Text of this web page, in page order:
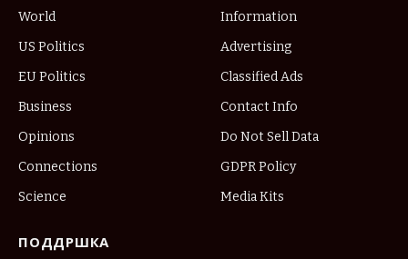
World
US Politics
EU Politics
Business
Opinions
Connections
Science
Information
Advertising
Classified Ads
Contact Info
Do Not Sell Data
GDPR Policy
Media Kits
ПОДДРШКА